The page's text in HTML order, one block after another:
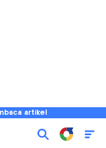
artikel